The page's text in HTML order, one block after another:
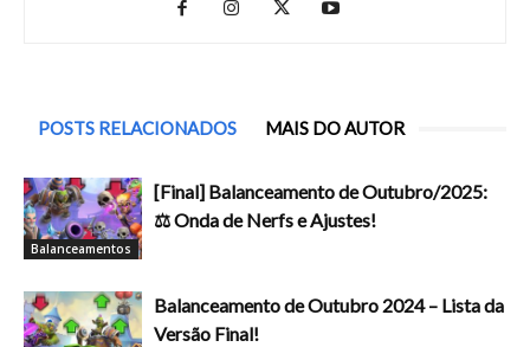
POSTS RELACIONADOS MAIS DO AUTOR
Balanceamentos
[Final] Balanceamento de Outubro/2025:
⚖️ Onda de Nerfs e Ajustes!
Balanceamento de Outubro 2024 – Lista da
Versão Final!